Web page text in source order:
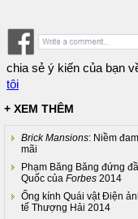
chia sẻ ý kiến của bạn
tôi
+ XEM THÊM
Brick Mansions: Niềm
mãi
Phạm Băng Băng đứng
Quốc của Forbes 2014
Ống kính Quái vật Điện
tế Thượng Hải 2014